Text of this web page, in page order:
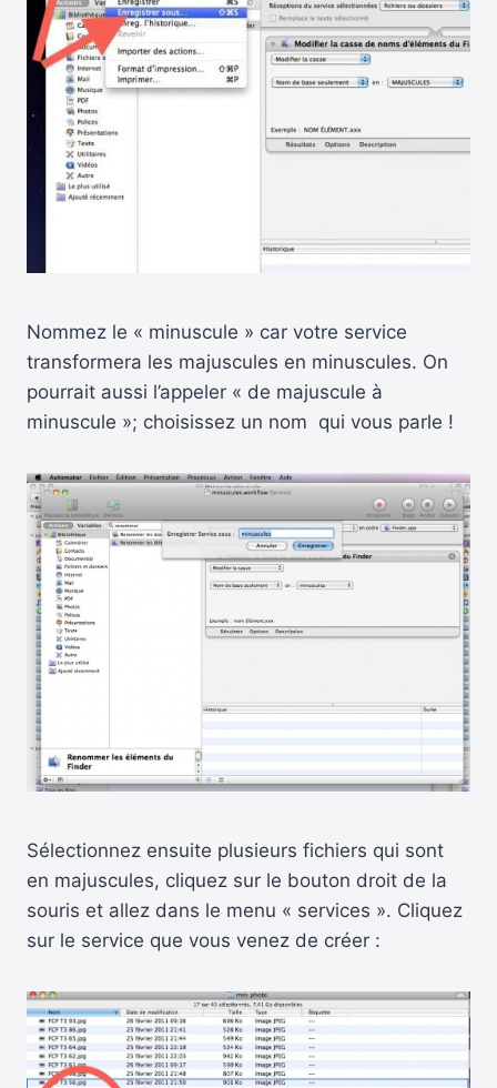
Nommez le « minuscule » car votre service
transformera les majuscules en minuscules. On
pourrait aussi l’appeler « de majuscule à
minuscule »; choisissez un nom qui vous parle !
Sélectionnez ensuite plusieurs fichiers qui sont
en majuscules, cliquez sur le bouton droit de la
souris et allez dans le menu « services ». Cliquez
sur le service que vous venez de créer :